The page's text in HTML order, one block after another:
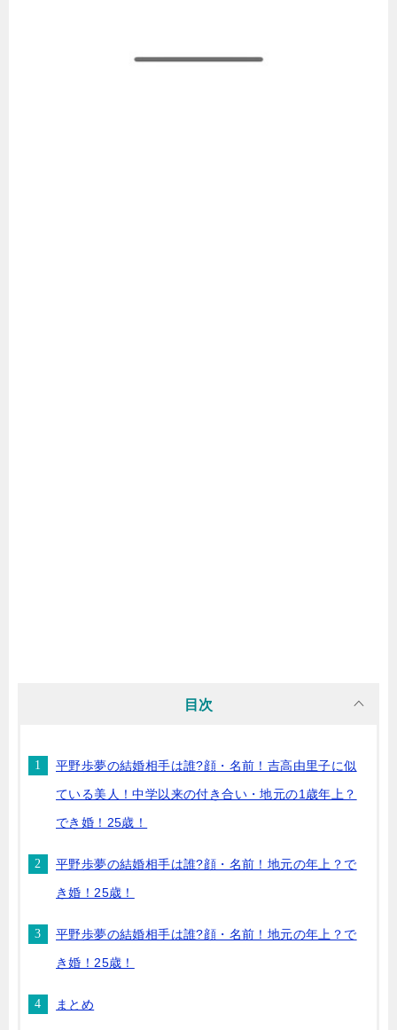
目次
平野歩夢の結婚相手は誰?顔・名前！吉高由里子に似
ている美人！中学以来の付き合い・地元の1歳年上？
でき婚！25歳！
平野歩夢の結婚相手は誰?顔・名前！地元の年上？で
き婚！25歳！
平野歩夢の結婚相手は誰?顔・名前！地元の年上？で
き婚！25歳！
まとめ